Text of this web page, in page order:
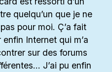
quelqu’un que je ne
pour moi. Ç’a fait
Internet qui m’a
sur des forums
J’ai pu enfin